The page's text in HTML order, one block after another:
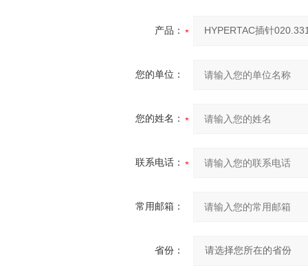
产品：
您的单位：
您的姓名：
联系电话：
常用邮箱：
省份：